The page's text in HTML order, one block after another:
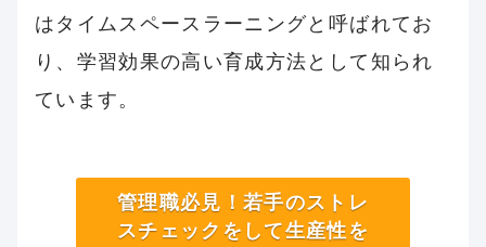
はタイムスペースラーニングと呼ばれてお
り、学習効果の高い育成方法として知られ
ています。
管理職必見！若手のストレ
スチェックをして生産性を